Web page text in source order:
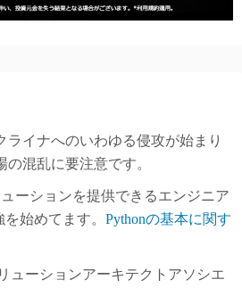
ライナへのいわゆる侵攻が始まり
混乱に要注意です。
ーションを提供できるエンジニア
始めてます。 Pythonの基本に関す
ューションアーキテクトアソシエ